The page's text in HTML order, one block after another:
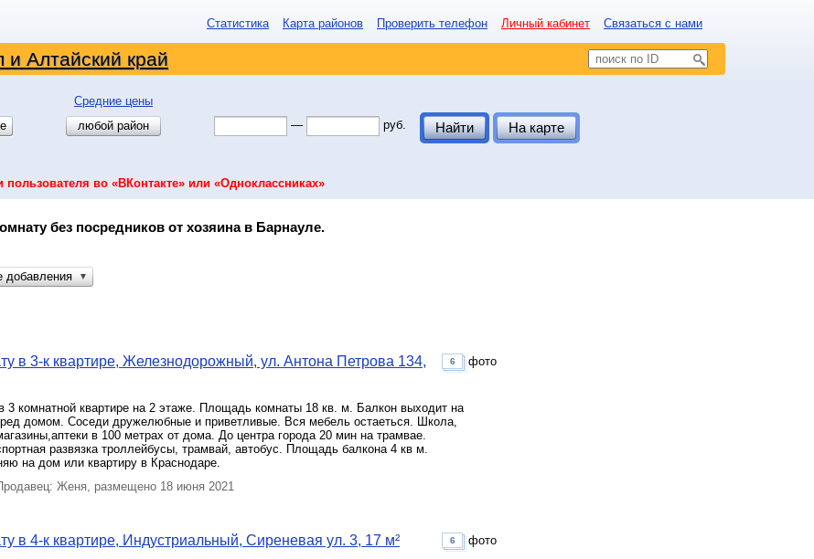
Статистика Карта районов Проверить телефон Личный кабинет Связаться с нами
и Алтайский край
Средние цены
любой район — руб. Найти На карте
во «ВКонтакте» или «Одноклассниках»
без посредников от хозяина в Барнауле.
добавления ▼
в 3-к квартире, Железнодорожный, ул. Антона Петрова 134,
3 комнатной квартире на 2 этаже. Площадь комнаты 18 кв. м. Балкон выходит на
домом. Соседи дружелюбные и приветливые. Вся мебель остаеться. Школа,
в 100 метрах от дома. До центра города 20 мин на трамвае.
развязка троллейбусы, трамвай, автобус. Площадь балкона 4 кв м.
на дом или квартиру в Краснодаре.
6 фото
Женя, размещено 18 июня 2021
в 4-к квартире, Индустриальный, Сиреневая ул. 3, 17 м² 6 фото